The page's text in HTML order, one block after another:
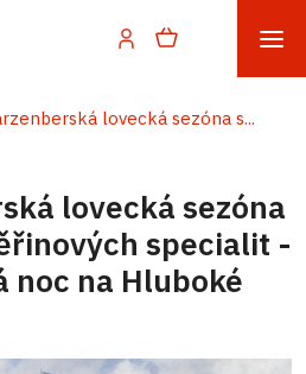
lovecká sezóna s...
lovecká sezóna
specialit -
noc na Hluboké